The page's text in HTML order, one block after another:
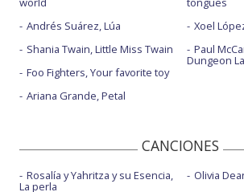
Andrés Suárez, Lúa
Shania Twain, Little Miss Twain
Foo Fighters, Your favorite toy
Ariana Grande, Petal
Xoel
Paul
Dungeon
CANCIONES
Rosalía y Yahritza y su Esencia,
La perla
Olivia